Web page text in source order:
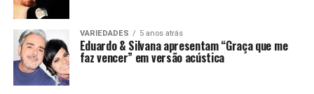
CARRINHO
EDITORIAL
ENTREVISTAS
VARIEDADES 5 anos atrás
Eduardo & Silvana apresentam “Graça que me
faz vencer” em versão acústica